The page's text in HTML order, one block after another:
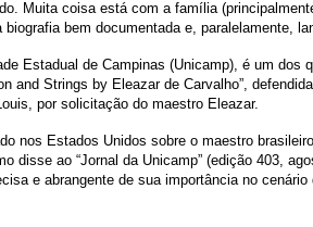
Muita coisa está com a família
bem documentada e, paralelamente,
Estadual de Campinas (Unicamp), é um
and Strings by Eleazar de Carvalho”,
por solicitação do maestro Eleazar.
nos Estados Unidos sobre o maestro
disse ao “Jornal da Unicamp” (edição 403,
e abrangente de sua importância no